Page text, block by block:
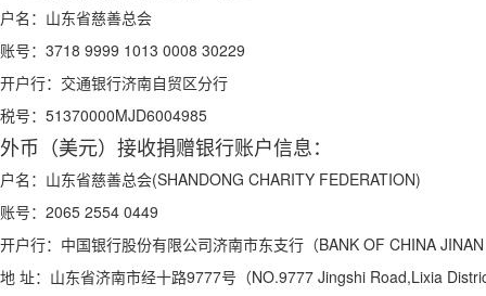
户名： 山东省慈善总会
账号： 3718 9999 1013 0008 30229
开户行： 交通银行济南自贸区分行
税号： 51370000MJD6004985
外币（美元）接收捐赠银行账户信息：
户名： 山东省慈善总会(SHANDONG CHARITY FEDERATION)
账号： 2065 2554 0449
开户行： 中国银行股份有限公司济南市东支行（BANK OF CHINA
地 址： 山东省济南市经十路9777号（NO.9777 Jingshi Road,Lixia